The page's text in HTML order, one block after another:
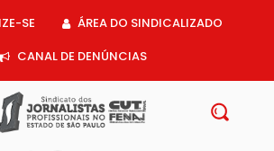
SE
ÁREA DO SINDICALIZADO
CANAL DE DENÚNCIAS